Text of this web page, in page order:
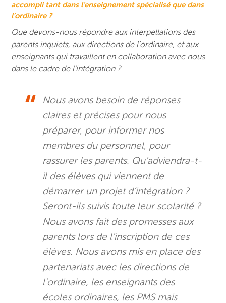
accompli tant dans l’enseignement spécialisé que dans
l’ordinaire ?
Que devons-nous répondre aux interpellations des
parents inquiets, aux directions de l’ordinaire, et aux
enseignants qui travaillent en collaboration avec nous
dans le cadre de l’intégration ?
Nous avons besoin de réponses
claires et précises pour nous
préparer, pour informer nos
membres du personnel, pour
rassurer les parents. Qu’adviendra-t-
il des élèves qui viennent de
démarrer un projet d’intégration ?
Seront-ils suivis toute leur scolarité ?
Nous avons fait des promesses aux
parents lors de l’inscription de ces
élèves. Nous avons mis en place des
partenariats avec les directions de
l’ordinaire, les enseignants des
écoles ordinaires, les PMS mais